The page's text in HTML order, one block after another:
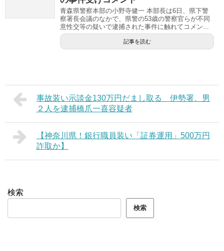
青森県警察本部の小野寺健一 本部長は6日、県下警
察署長会議のなかで、県警の53歳の警察官らが不同
意性交等の疑いで逮捕された事件に触れてコメン...
記事を読む
事故装い示談金130万円だまし取る 伊勢署、男
２人を逮捕橋爪一喜容疑者
【神奈川県！銀行職員装い「証券運用」500万円
詐取か】
検索
検索